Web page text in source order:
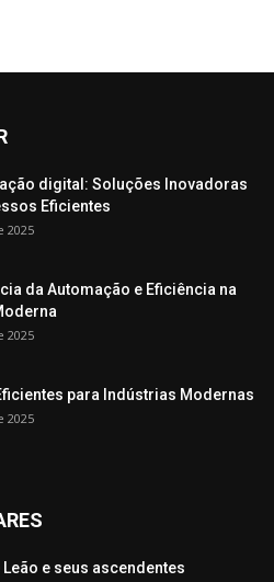
digital: Soluções Inovadoras
Eficientes
2025
da Automação e Eficiência na
2025
para Indústrias Modernas
2025
Leão e seus ascendentes